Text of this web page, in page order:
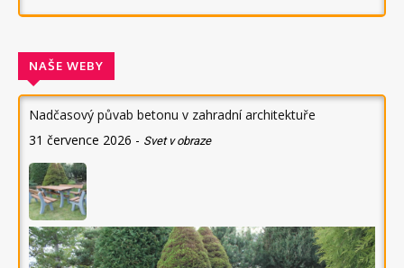
NAŠE WEBY
Nadčasový půvab betonu v zahradní architektuře
31 července 2026 - Svet v obraze